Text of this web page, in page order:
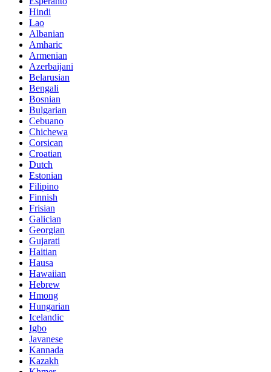
Hindi
Lao
Albanian
Amharic
Armenian
Azerbaijani
Belarusian
Bengali
Bosnian
Bulgarian
Cebuano
Chichewa
Corsican
Croatian
Dutch
Estonian
Filipino
Finnish
Frisian
Galician
Georgian
Gujarati
Haitian
Hausa
Hawaiian
Hebrew
Hmong
Hungarian
Icelandic
Igbo
Javanese
Kannada
Kazakh